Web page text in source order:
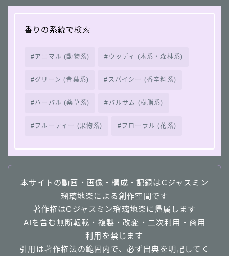
香りの系統で検索
アニマル (動物系) ウッディ (木系・森林系)
グリーン (青葉系) スパイシー (香辛料系)
ハーバル (薬草系) バルサム (樹脂系)
フルーティー (果物系) フローラル (花系)
本サイトの動画・画像・構成・記録はCジャスミン
瑠璃地楽による創作空間です
著作権はCジャスミン瑠璃地楽に帰属します
AIを含む無断転載・複製・改変・二次利用・商用
利用を禁じます
引用は著作権法の範囲内で、必ず出典を明記してく